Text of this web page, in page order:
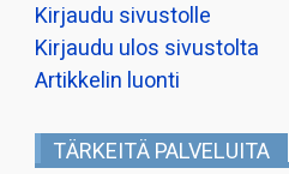
Kirjaudu sivustolle
Kirjaudu ulos sivustolta
Artikkelin luonti
TÄRKEITÄ PALVELUITA